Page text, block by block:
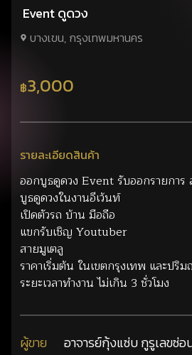
Event ดูดวง
บางเขน, กรุงเทพมหานคร
฿3,000
รายละเอียดสินค้า
ออกบูธดูดวง Event รับออกรายการ
บูธดูดวงในงานอีเว้นท์
เปิดตัวรถ บ้าน มือถือ
แขกรับเชิญ Youtuber
สายมูเตลู
ราคาเริ่มต้น ในเขตกรุงเทพ และปริ
ผู้ขาย
อาจารย์กุ้งแซ่บ กูรูเลขซ่